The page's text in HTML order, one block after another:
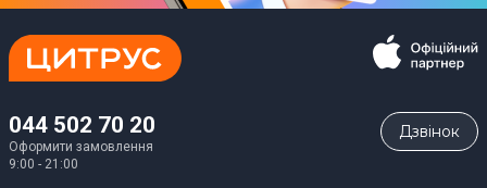
044 502 70 20
Оформити замовлення
9:00 - 21:00
Дзвiнок